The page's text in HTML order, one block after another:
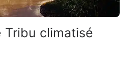
Tribu climatisé